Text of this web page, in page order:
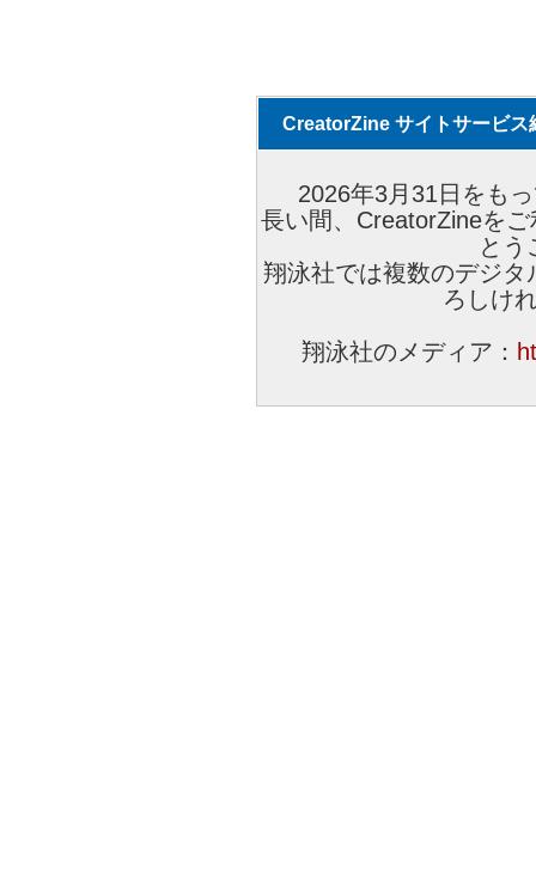
CreatorZine サイトサービス
2026年3月31日をも
長い間、CreatorZineを
とう
翔泳社では複数のデジ
ろしけ
翔泳社のメディア：